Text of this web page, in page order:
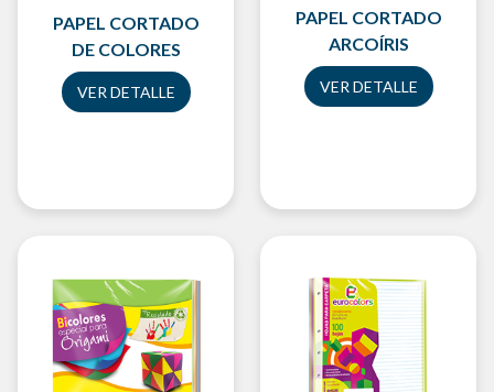
PAPEL CORTADO
DE COLORES
VER DETALLE
PAPEL CORTADO
ARCOÍRIS
VER DETALLE